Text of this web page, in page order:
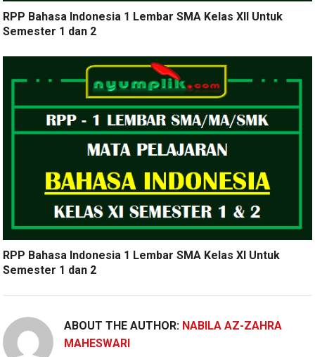
RPP Bahasa Indonesia 1 Lembar SMA Kelas XII Untuk
Semester 1 dan 2
RPP Bahasa Indonesia 1 Lembar SMA Kelas XI Untuk
Semester 1 dan 2
ABOUT THE AUTHOR: NABILA AZ-ZAHRA
MAHESWARI